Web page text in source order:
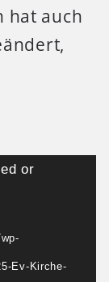
hat auch
or
Ev-Kirche-